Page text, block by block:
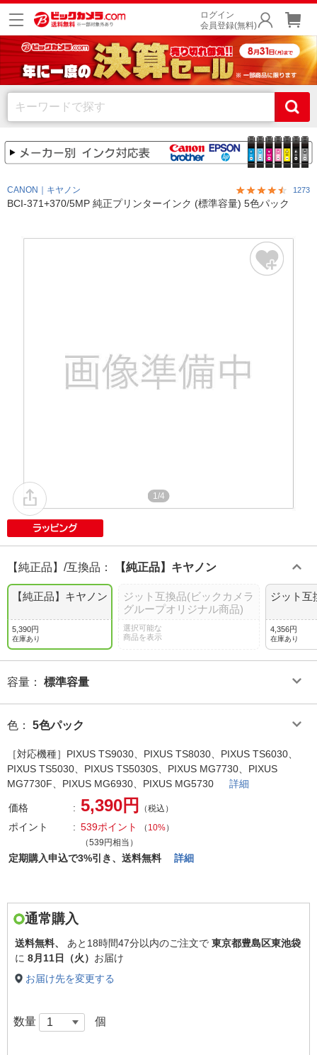
ログイン
会員登録(無料)
CANON｜キヤノン 1273
BCI-371+370/5MP 純正プリンターインク (標準容量) 5色パック
1/4
【純正品】/互換品 ： 【純正品】キヤノン
【純正品】キヤノン
5,390円
在庫あり
ジット互換品(ビックカメラ
グループオリジナル商品)
選択可能な
商品を表示
ジット互
4,356円
在庫あり
容量 ： 標準容量
色 ： 5色パック
［対応機種］PIXUS TS9030、PIXUS TS8030、PIXUS TS6030、
PIXUS TS5030、PIXUS TS5030S、PIXUS MG7730、PIXUS
MG7730F、PIXUS MG6930、PIXUS MG5730 詳細
価格 5,390円 （税込）
ポイント 539ポイント （ 10%）
（539円相当）
定期購入申込で3%引き、送料無料 詳細
通常購入
送料無料、 あと 18時間47分以内のご注文で 東京都豊島区東池袋
に 8月11日（火） お届け
お届け先を変更する
数量 個